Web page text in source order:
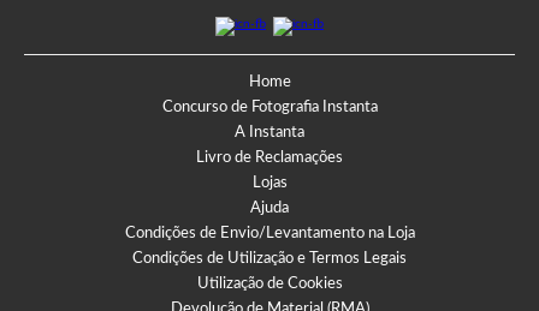
Home
Concurso de Fotografia Instanta
A Instanta
Livro de Reclamações
Lojas
Ajuda
Condições de Envio/Levantamento na Loja
Condições de Utilização e Termos Legais
Utilização de Cookies